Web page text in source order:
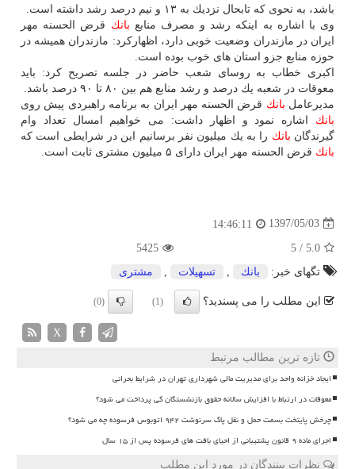
باشد، به نحوی كه تابحال نزدیك به ۱۳ و نیم درصد رشد داشته است.
وی با اشاره به اینكه رشد و مصرف منابع بانك قرض الحسنه مهر
ایران در مازندران وضعیت خوبی دارد، اظهاركرد: مازندران همیشه در
حوزه منابع جزو استان های خوب بوده است.
اكبری خطاب به روسای شعب حاضر در جلسه تصریح كرد: باید
معوقات در شعبه یك درصد و رشد منابع هم بین ۸۰ تا ۹۰ درصد باشد.
مدیرعامل بانك قرض الحسنه مهر ایران به برنامه راهبردی پیش روی
بانك اشاره نمود و اظهار داشت: می خواهیم امسال تعداد وام
گیرندگان بانك را به یك میلیون نفر برسانیم این در شرایطی است كه
بانك قرض الحسنه مهر ایران دارای ۵ میلیون مشتری ثابت است.
1397/05/03
14:46:11
5.0
/
5
5425
تگهای خبر:
بانك تسهیلات مشتری
این مطلب را می پسندید؟ (1)
(0)
X
تازه ترین مطالب مرتبط
ایجاد خزانه واحد برای مدیریت مالی شهرداری تهران در شرایط بحرانی
معوقات در ارتباط با افزایش سالانه حقوق بازنشستگان کی پرداخت می شود؟
چرخش پایتخت بسمت حمل و نقل پاک سرنوشت ۹۴۲ اتوبوس فرسوده چه می شود؟
اجرای ماده ۹ قانون پشتیبانی از احیای بافت های فرسوده پس از ۱۵ سال
نظرات بینندگان در مورد این مطلب